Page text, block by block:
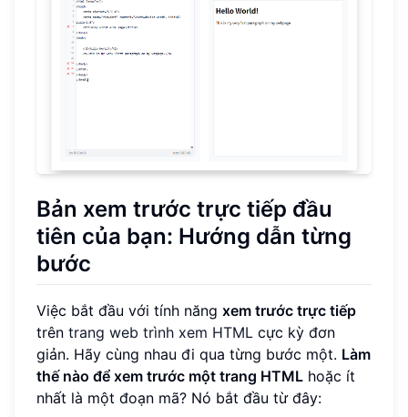
Bản xem trước trực tiếp đầu
tiên của bạn: Hướng dẫn từng
bước
Việc bắt đầu với tính năng xem trước trực tiếp
trên trang web trình xem HTML cực kỳ đơn
giản. Hãy cùng nhau đi qua từng bước một. Làm
thế nào để xem trước một trang HTML hoặc ít
nhất là một đoạn mã? Nó bắt đầu từ đây: